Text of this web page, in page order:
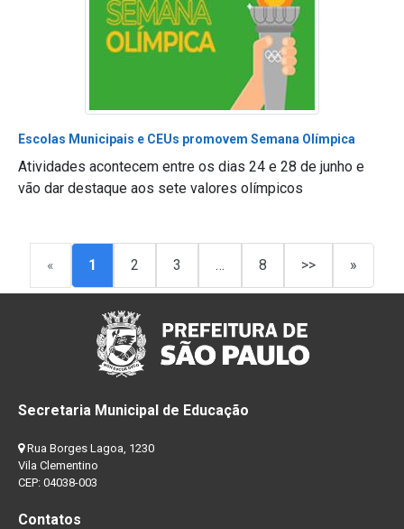
Escolas Municipais e CEUs promovem Semana Olímpica
Atividades acontecem entre os dias 24 e 28 de junho e
vão dar destaque aos sete valores olímpicos
« 1 2 3 … 8 >> »
Secretaria Municipal de Educação
Rua Borges Lagoa, 1230
Vila Clementino
CEP: 04038-003
Contatos